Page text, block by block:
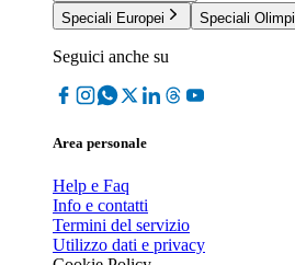
Speciali Europei
Speciali
Seguici anche su
Area personale
Help e Faq
Info e contatti
Termini del servizio
Utilizzo dati e privacy